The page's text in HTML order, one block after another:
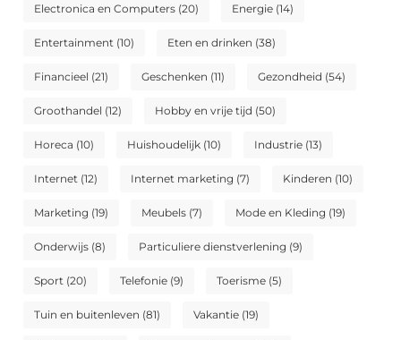
Electronica en Computers (20) Energie (14)
Entertainment (10) Eten en drinken (38)
Financieel (21) Geschenken (11) Gezondheid (54)
Groothandel (12) Hobby en vrije tijd (50)
Horeca (10) Huishoudelijk (10) Industrie (13)
Internet (12) Internet marketing (7) Kinderen (10)
Marketing (19) Meubels (7) Mode en Kleding (19)
Onderwijs (8) Particuliere dienstverlening (9)
Sport (20) Telefonie (9) Toerisme (5)
Tuin en buitenleven (81) Vakantie (19)